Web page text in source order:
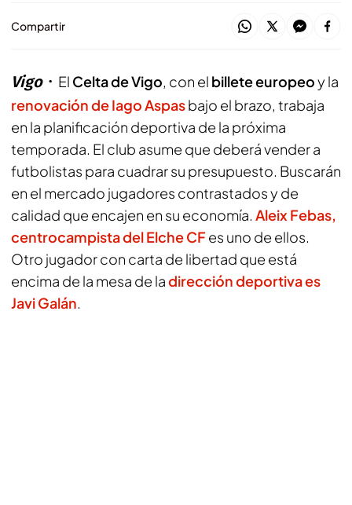
Compartir
Vigo El Celta de Vigo, con el billete europeoy la
renovación de Iago Aspasbajo el brazo, trabaja
en la planificación deportiva de la próxima
temporada. El club asume que deberá vender a
futbolistas para cuadrar su presupuesto. Buscarán
en el mercado jugadores contrastados y de
calidad que encajen en su economía. Aleix Febas,
centrocampista del Elche CFes uno de ellos.
Otro jugador con carta de libertad que está
encima de la mesa de ladirección deportiva es
Javi Galán.